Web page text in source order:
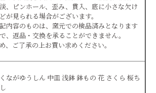
、ピンホール、歪み、貫入、底に小さな欠け
が見られる場合がございます。
内容のものは、窯元での検品済みとなります
、返品・交換を承ることができません。
、ご了承の上お買い求めください。
ながゆうしん 中皿 浅鉢 鉢もの 花 さくら 桜ち